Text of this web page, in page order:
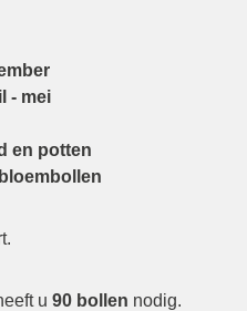
- mei
en potten
u 90 bollen nodig.